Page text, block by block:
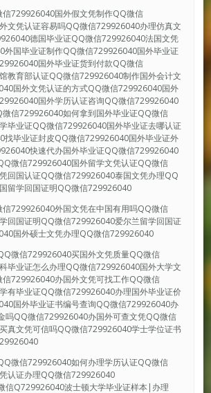
729926040国外假文凭制作QQ微信
文凭认证容易吗QQ微信729926040办理仿真文
德国毕业证QQ微信729926040法国文凭
外国毕业证制作QQ微信729926040国外毕业证
国外毕业证货到付款QQ微信
教育部认证QQ微信729926040制作国外会计文
国外文凭认证的方式QQ微信729926040国外
国外学历认证咨询QQ微信729926040
微信729926040如何拿到国外毕业证QQ微信
毕业证QQ微信729926040国外毕业证去哪认证
找毕业证封皮QQ微信729926040国外毕业证外
快速代办国外毕业证QQ微信729926040
微信729926040国外留学文凭认证QQ微信
回国认证QQ微信729926040泰国文凭办理QQ
留学回国证明QQ微信729926040
信729926040外国文凭在中国有用吗QQ微信
回国证明QQ微信729926040爱尔兰留学回国证
国外硕士文凭办理QQ微信729926040
微信729926040买国外文凭质量QQ微信
毕业证怎么办理QQ微信729926040国外大学文
729926040办国外文凭可找工作QQ微信
有毕业证QQ微信729926040办理国外毕业证价
国外毕业证书编号查询QQ微信729926040办
吗QQ微信729926040办国外可查文凭QQ微信
真文凭可信吗QQ微信729926040学士学位证书
微信729926040如何办理学历认证QQ微信
认证办理QQ微信729926040
信Q729926040波士顿大学毕业证样本|办理